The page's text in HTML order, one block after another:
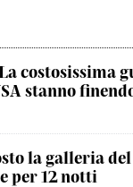
costosissima
stanno
la galleria del
per 12 notti